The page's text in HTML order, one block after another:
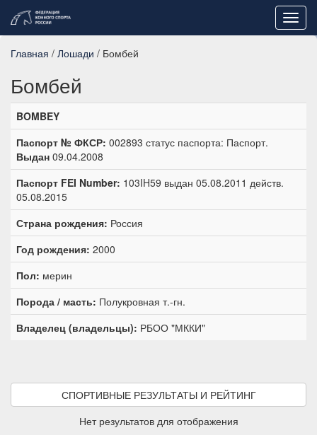
Главная / Лошади / Бомбей
Бомбей
BOMBEY
Паспорт № ФКСР: 002893 статус паспорта: Паспорт.
Выдан 09.04.2008
Паспорт FEI Number: 103IH59 выдан 05.08.2011 действ.
05.08.2015
Страна рождения: Россия
Год рождения: 2000
Пол: мерин
Порода / масть: Полукровная т.-гн.
Владелец (владельцы): РБОО "МККИ"
СПОРТИВНЫЕ РЕЗУЛЬТАТЫ И РЕЙТИНГ
Нет результатов для отображения